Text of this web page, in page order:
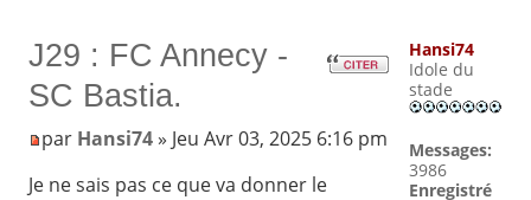
J29 : FC Annecy -
SC Bastia.
par Hansi74» Jeu Avr 03, 2025 6:16 pm
Je ne sais pas ce que va donner le
Hansi74
Idole du
stade
Messages:
3986
Enregistré